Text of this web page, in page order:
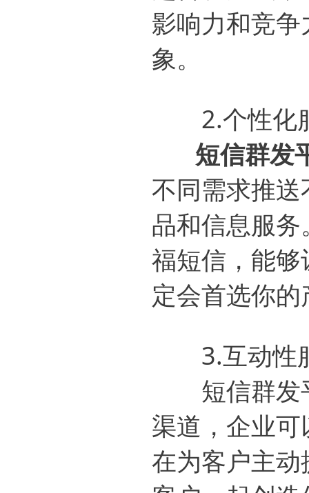
影响力和竞
象。
2.个性化
短信群发
不同需求推
品和信息服
福短信，能
定会首选你
3.互动性
短信群发
渠道，企业
在为客户主